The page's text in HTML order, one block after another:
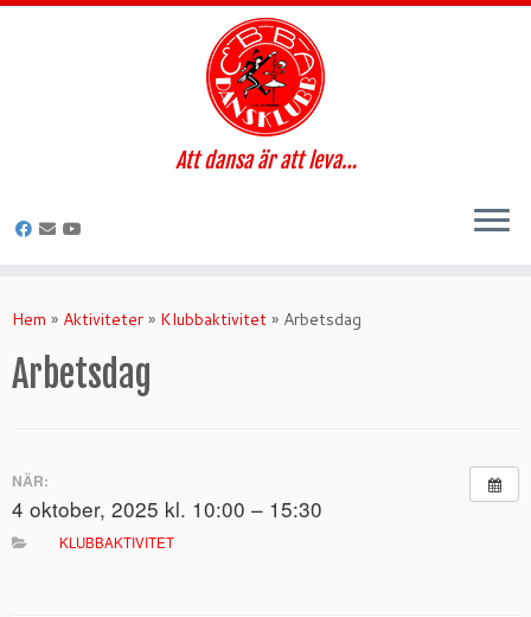
till
Att dansa är att leva…
Hem » Aktiviteter » Klubbaktivitet » Arbetsdag
Arbetsdag
NÄR:
4 oktober, 2025 kl. 10:00 – 15:30
KLUBBAKTIVITET